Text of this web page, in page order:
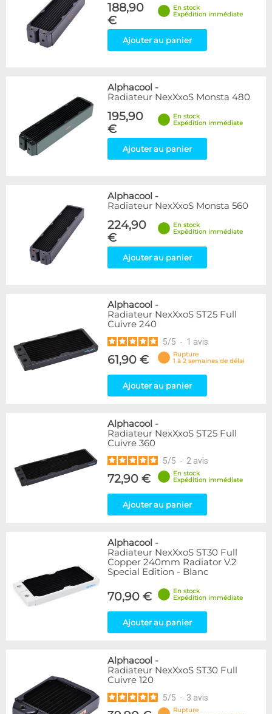
188,90
€
En stock
Expédition immédiate
Ajouter au panier
Alphacool -
Radiateur NexXxoS Monsta 480
195,90
€
En stock
Expédition immédiate
Ajouter au panier
Alphacool -
Radiateur NexXxoS Monsta 560
224,90
€
En stock
Expédition immédiate
Ajouter au panier
Alphacool -
Radiateur NexXxoS ST25 Full
Cuivre 240
5/5 - 1 avis
61,90 €
Rupture
1 à 2 semaines de délai
Ajouter au panier
Alphacool -
Radiateur NexXxoS ST25 Full
Cuivre 360
5/5 - 2 avis
72,90 €
En stock
Expédition immédiate
Ajouter au panier
Alphacool -
Radiateur NexXxoS ST30 Full
Copper 240mm Radiator V.2
Special Edition - Blanc
70,90 €
En stock
Expédition immédiate
Ajouter au panier
Alphacool -
Radiateur NexXxoS ST30 Full
Cuivre 120
5/5 - 3 avis
Rupture